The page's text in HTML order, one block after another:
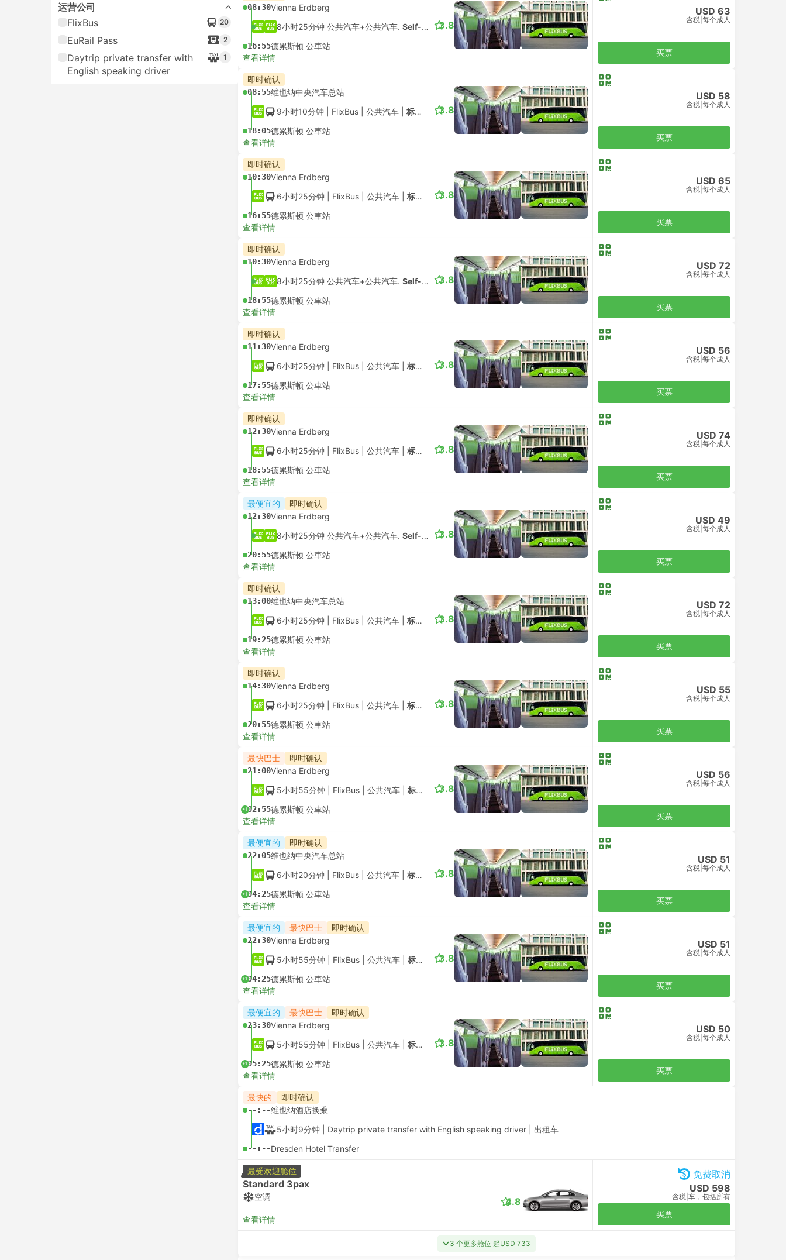
运营公司
FlixBus
20
EuRail Pass 2
Daytrip private transfer with
English speaking driver
1
08:30Vienna Erdberg
8小时25分钟 公共汽车+公共汽车. Self-connect
16:55德累斯顿 公車站
3.8
查看详情
USD 63
含税 每个成人
买票
即时确认
08:55维也纳中央汽车总站
9小时10分钟 | FlixBus 公共汽车 标准舱
18:05德累斯顿 公車站
3.8
查看详情
USD 58
含税 每个成人
买票
即时确认
10:30Vienna Erdberg
6小时25分钟 | FlixBus 公共汽车 标准舱
16:55德累斯顿 公車站
3.8
查看详情
USD 65
含税 每个成人
买票
即时确认
10:30Vienna Erdberg
8小时25分钟 公共汽车+公共汽车. Self-connect
18:55德累斯顿 公車站
3.8
查看详情
USD 72
含税 每个成人
买票
即时确认
11:30Vienna Erdberg
6小时25分钟 | FlixBus 公共汽车 标准舱
17:55德累斯顿 公車站
3.8
查看详情
USD 56
含税 每个成人
买票
即时确认
12:30Vienna Erdberg
6小时25分钟 | FlixBus 公共汽车 标准舱
18:55德累斯顿 公車站
3.8
查看详情
USD 74
含税 每个成人
买票
最便宜的 即时确认
12:30Vienna Erdberg
8小时25分钟 公共汽车+公共汽车. Self-connect
20:55德累斯顿 公車站
3.8
查看详情
USD 49
含税 每个成人
买票
即时确认
13:00维也纳中央汽车总站
6小时25分钟 | FlixBus 公共汽车 标准舱
19:25德累斯顿 公車站
3.8
查看详情
USD 72
含税 每个成人
买票
即时确认
14:30Vienna Erdberg
6小时25分钟 | FlixBus 公共汽车 标准舱
20:55德累斯顿 公車站
3.8
查看详情
USD 55
含税 每个成人
买票
最快巴士 即时确认
21:00Vienna Erdberg
5小时55分钟 | FlixBus 公共汽车 标准舱
+102:55德累斯顿 公車站
3.8
查看详情
USD 56
含税 每个成人
买票
最便宜的 即时确认
22:05维也纳中央汽车总站
6小时20分钟 | FlixBus 公共汽车 标准舱
+104:25德累斯顿 公車站
3.8
查看详情
USD 51
含税 每个成人
买票
最便宜的 最快巴士 即时确认
22:30Vienna Erdberg
5小时55分钟 | FlixBus 公共汽车 标准舱
+104:25德累斯顿 公車站
3.8
查看详情
USD 51
含税 每个成人
买票
最便宜的 最快巴士 即时确认
23:30Vienna Erdberg
5小时55分钟 | FlixBus 公共汽车 标准舱
+105:25德累斯顿 公車站
3.8
查看详情
USD 50
含税 每个成人
买票
最快的 即时确认
--:--维也纳酒店换乘
5小时9分钟 | Daytrip private transfer with English speaking driver 出租车
--:--Dresden Hotel Transfer
最受欢迎舱位
Standard 3pax
空调
查看详情
4.8
免费取消
USD 598
含税 车，包括所有
买票
3 个更多舱位 起USD 733